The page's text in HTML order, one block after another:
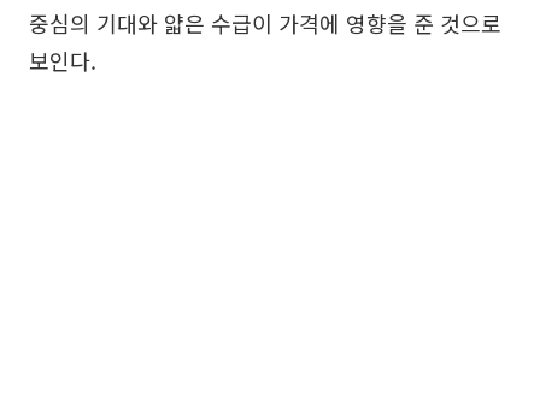
중심의 기대와 얇은 수급이 가격에 영향을 준 것으로
보인다.